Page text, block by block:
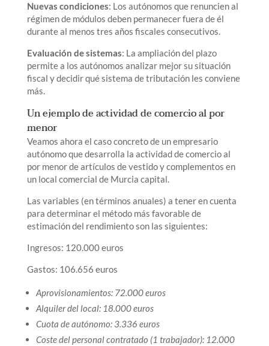
Nuevas condiciones: Los autónomos que renuncien al
régimen de módulos deben permanecer fuera de él
durante al menos tres años fiscales consecutivos.
Evaluación de sistemas: La ampliación del plazo
permite a los autónomos analizar mejor su situación
fiscal y decidir qué sistema de tributación les conviene
más.
Un ejemplo de actividad de comercio al por
menor
Veamos ahora el caso concreto de un empresario
autónomo que desarrolla la actividad de comercio al
por menor de artículos de vestido y complementos en
un local comercial de Murcia capital.
Las variables (en términos anuales) a tener en cuenta
para determinar el método más favorable de
estimación del rendimiento son las siguientes:
Ingresos: 120.000 euros
Gastos: 106.656 euros
Aprovisionamientos: 72.000 euros
Alquiler del local: 18.000 euros
Cuota de autónomo: 3.336 euros
Coste del personal contratado (1 trabajador): 12.000